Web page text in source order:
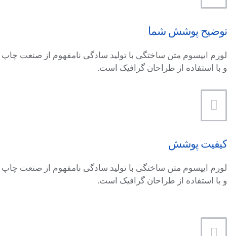
توضیح پوشش شما
لورم ایپسوم متن ساختگی با تولید سادگی نامفهوم از صنعت چاپ
و با استفاده از طراحان گرافیک است.
کیفیت پوشش
لورم ایپسوم متن ساختگی با تولید سادگی نامفهوم از صنعت چاپ
و با استفاده از طراحان گرافیک است.